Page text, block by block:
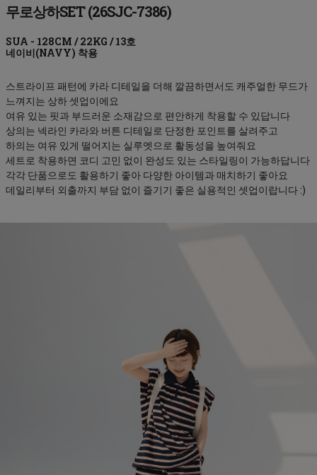
무로상하SET (26SJC-7386)
네이비(NAVY)
스트라이프 패턴에 카라 디테일을 더해 깔끔하면서도 캐주얼한 무드가
느껴지는 상하 셋업이에요
여유 있는 핏과 부드러운 소재감으로 편안하게 착용할 수 있답니다
상의는 넥라인 카라와 버튼 디테일로 단정한 포인트를 살려주고
하의는 여유 있게 떨어지는 실루엣으로 활동성을 높여줘요
세트로 착용하면 코디 고민 없이 완성도 있는 스타일링이 가능하답니다
각각 단품으로도 활용하기 좋아 다양한 아이템과 매치하기 좋아요
데일리부터 외출까지 부담 없이 즐기기 좋은 실용적인 셋업이랍니다 :)